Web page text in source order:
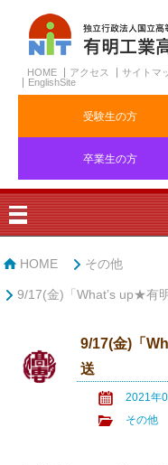
HOME アクセス サイトマ
EnglishSite
受験生の方
卒業生の方
HOME その他
9/17(金)「What’s up★有
9/17(金)「
送
2021年
その他